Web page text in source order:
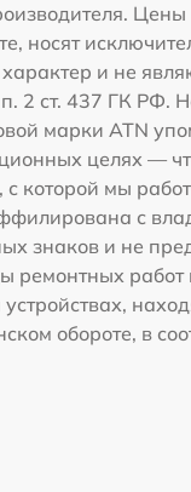
Цены
носят
и не
2 ст. 437 ГК РФ.
марки ATN
целях —
с которой мы
с
знаков и не
ремонтных работ
обороте, в